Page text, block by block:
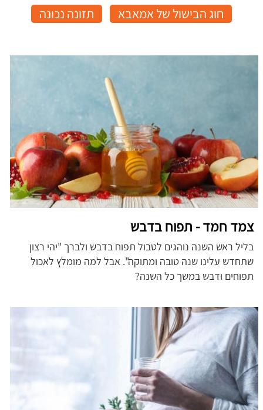
חוג הבישול של אמאבא
תזונה נכונה
צמד חמד - תפוח בדבש
בליל ראש השנה נוהגים לטבול תפוח בדבש ולברך "יהי רצון
שתחדש עלינו שנה טובה ומתוקה". אבל למה מומלץ לאכול
תפוחים ודבש במשך כל השנה?